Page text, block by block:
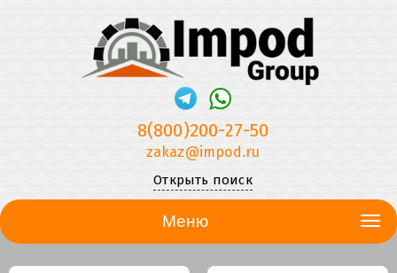
8(800)200-27-50
zakaz@impod.ru
Открыть поиск
Меню